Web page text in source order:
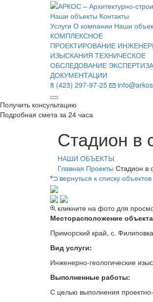
Наши объекты Контакты
Услуги О компании Наши
КОМПЛЕКСНОЕ
ПРОЕКТИРОВАНИЕ
ИЗЫСКАНИЯ ТЕХНИЧЕСКОЕ
ОБСЛЕДОВАНИЕ ЭКСПЕРТИЗА
ДОКУМЕНТАЦИИ
8 (423) 297-97-25
Получить консультацию
Подробная смета за 24 часа
Стадион в
НАШИ ОБЪЕКТЫ
Главная Проекты Стадион в
вернуться к списку объектов
кликните на фото для
Месторасположение
Приморский край, с. Филиповка
Вид услуги:
Инженерно-геологические
Выполненные работы:
С целью выполнения